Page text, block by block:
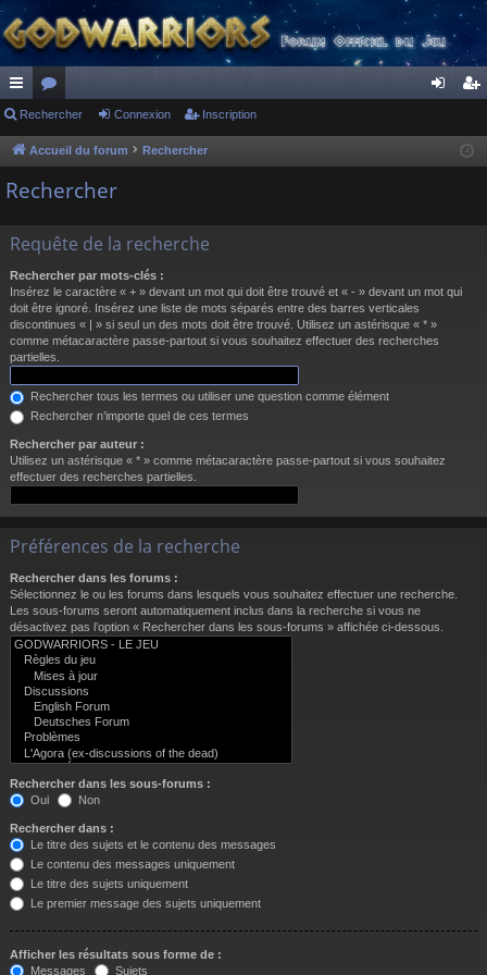
ac
co
ur
s
or
u
m
cri
Rechercher Connexion Inscription
Accueil du forum Rechercher
Rechercher
Requête de la recherche
Rechercher par mots-clés :
Insérez le caractère « + » devant un mot qui doit être trouvé et « - » devant un mot qui
doit être ignoré. Insérez une liste de mots séparés entre des barres verticales
discontinues « | » si seul un des mots doit être trouvé. Utilisez un astérisque « * »
comme métacaractère passe-partout si vous souhaitez effectuer des recherches
partielles.
Rechercher tous les termes ou utiliser une question comme élément
Rechercher n’importe quel de ces termes
Rechercher par auteur :
Utilisez un astérisque « * » comme métacaractère passe-partout si vous souhaitez
effectuer des recherches partielles.
Préférences de la recherche
Rechercher dans les forums :
Sélectionnez le ou les forums dans lesquels vous souhaitez effectuer une recherche.
Les sous-forums seront automatiquement inclus dans la recherche si vous ne
désactivez pas l’option « Rechercher dans les sous-forums » affichée ci-dessous.
Rechercher dans les sous-forums :
Oui
Non
Rechercher dans :
Le titre des sujets et le contenu des messages
Le contenu des messages uniquement
Le titre des sujets uniquement
Le premier message des sujets uniquement
Afficher les résultats sous forme de :
Messages
Sujets